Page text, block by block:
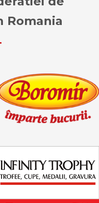
Romania